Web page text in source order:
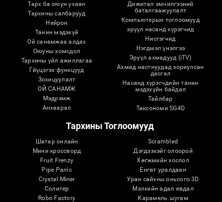
Тарх ба оюун ухаан
Тархины салбарууд
Нейрон
Танин мэдэхүй
Ой санамжаа алдах
Оюуны хомсдол
Тархины үйл ажиллагаа
Гйүцэгэх функцүүд
Зохицуулалт
ОЙ САНАМЖ
Мэдрэмж
Анхаарал
Дижитал эмчилгээний
баталгаажуулалт
Компьютерын тоглоомууд
эрүүл насанд хүрэгчид
Нисгэгчид
Нэгдмэл үнэлгээ
Эрүүл ахмадууд (iTV)
Ахмад настнуудад зориулсан
дасгал
Насанд хүрэгчдийн танин
мэдэхүйн байдал
Тайлбар
Таксономи SG4D
Тархины Тоглоомууд
Шатар онлайн
Мини кроссворд
Fruit Frenzy
Pipe Panic
Crystal Miner
Солитер
Robo Factory
Scrambled
Дэгдээхэйг олоорой
Хөгжмийн хослол
Eнгөт уралдаан
Уран сайхны оньсого 3D
Мэлхийн адал явдал
Карамель шугам